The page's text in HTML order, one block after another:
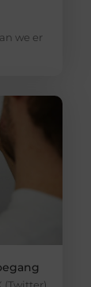
we er
(Twitter)